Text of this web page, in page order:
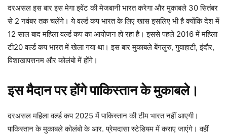
दरअसल इस बार इस मेगा इवेंट की मेजबानी भारत करेगा और मुकाबले 30 सितंबर
से 2 नवंबर तक चलेंगे। ये वर्ल्ड कप भारत के लिए खास इसलिए भी है क्योंकि देश में
12 साल बाद महिला वर्ल्ड कप का आयोजन हो रहा है। इससे पहले 2016 में महिला
टी20 वर्ल्ड कप भारत में खेला गया था। इस बार मुकाबले बेंगलुरु, गुवाहाटी, इंदौर,
विशाखापत्तनम और कोलंबो में होंगे।
इस मैदान पर होंगे पाकिस्तान के मुकाबले।
दरअसल महिला वर्ल्ड कप 2025 में पाकिस्तान की टीम भारत नहीं आएगी।
पाकिस्तान के मुकाबले कोलंबो के आर. प्रेमदासा स्टेडियम में कराए जाएंगे। वहीं